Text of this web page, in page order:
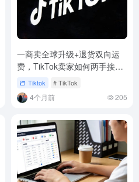
一商卖全球升级+退货双向运
费，TikTok卖家如何两手接
招？Tiktok # TikTok
4个月前 205